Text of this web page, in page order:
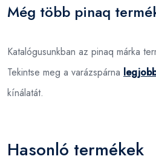
Még több pinaq
Katalógusunkban az pinaq márka
Tekintse meg a varázspárna
kínálatát.
Hasonló termékek